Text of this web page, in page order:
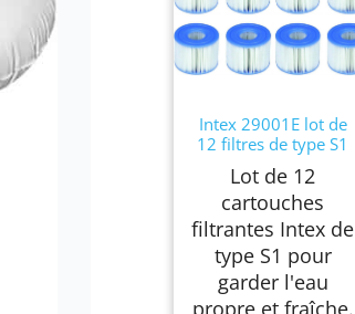
Intex 29001E lot de
12 filtres de type S1
Lot de 12
cartouches
filtrantes Intex de
type S1 pour
garder l'eau
propre et fraîche.